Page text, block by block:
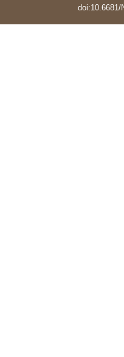
doi:10.6681/